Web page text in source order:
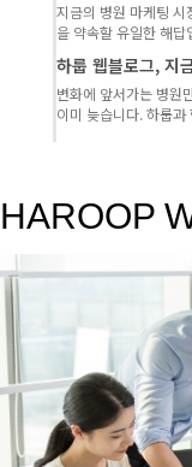
지금의 병원 마케팅
을 약속할 유일한 해답
하룹 웹블로그, 지
변화에 앞서가는 병원
이미 늦습니다. 하룹
HAROOP